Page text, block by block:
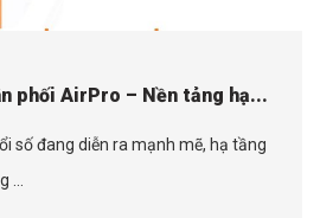
phối AirPro – Nền tảng hạ...
số đang diễn ra mạnh mẽ, hạ tầng